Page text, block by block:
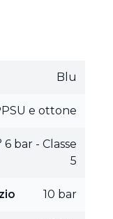
Blu
e ottone
6 bar - Classe
5
10 bar